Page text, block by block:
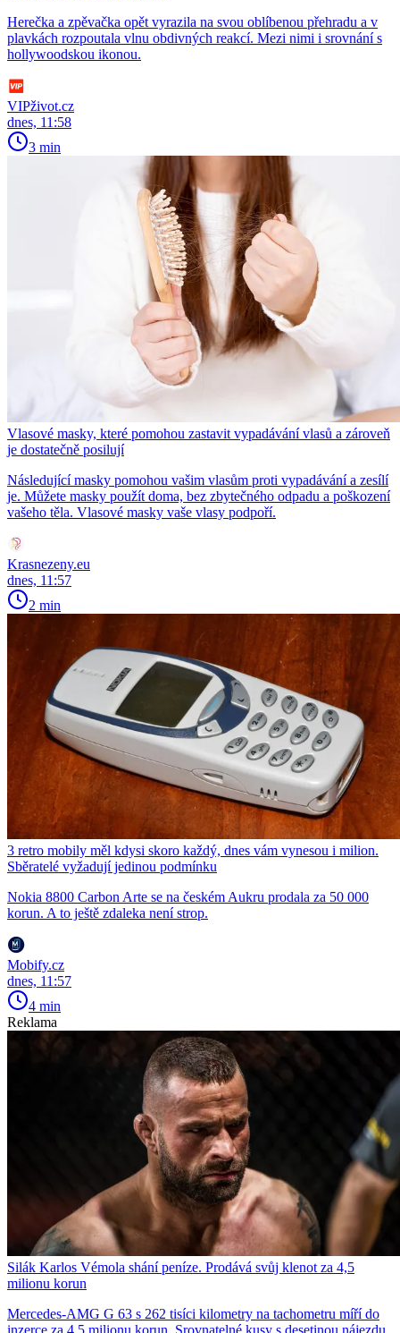
Herečka a zpěvačka opět vyrazila na svou oblíbenou přehradu a v
plavkách rozpoutala vlnu obdivných reakcí. Mezi nimi i srovnání s
hollywoodskou ikonou.
VIPživot.cz
dnes, 11:58
3 min
Vlasové masky, které pomohou zastavit vypadávání vlasů a zároveň
je dostatečně posilují
Následující masky pomohou vašim vlasům proti vypadávání a zesílí
je. Můžete masky použít doma, bez zbytečného odpadu a poškození
vašeho těla. Vlasové masky vaše vlasy podpoří.
Krasnezeny.eu
dnes, 11:57
2 min
3 retro mobily měl kdysi skoro každý, dnes vám vynesou i milion.
Sběratelé vyžadují jedinou podmínku
Nokia 8800 Carbon Arte se na českém Aukru prodala za 50 000
korun. A to ještě zdaleka není strop.
Mobify.cz
dnes, 11:57
4 min
Reklama
Silák Karlos Vémola shání peníze. Prodává svůj klenot za 4,5
milionu korun
Mercedes-AMG G 63 s 262 tisíci kilometry na tachometru míří do